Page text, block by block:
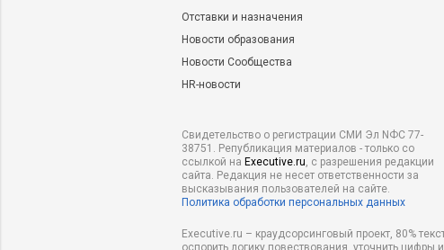
Отставки и назначения
Новости образования
Новости Сообщества
HR-новости
Свидетельство о регистрации СМИ Эл NФС 77-
38751. Републикация материалов - только со
ссылкой на Executive.ru, с разрешения редакции
сайта. Редакция не несет ответственности за
высказывания пользователей на сайте.
Политика обработки персональных данных
Executive.ru – краудсорсинговый проект, 80%
оспорить логику повествования, уточнить